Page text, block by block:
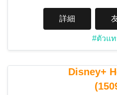
詳細
#ตัวแ
Disney+